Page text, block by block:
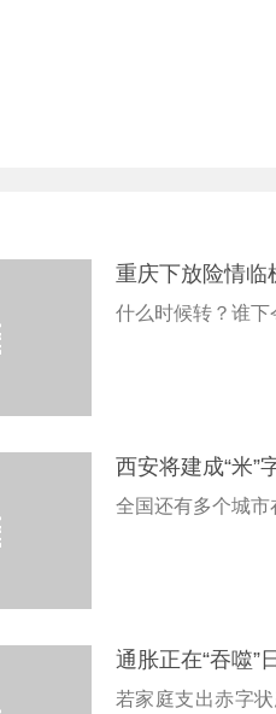
重庆下放险情临
什么时候转？谁下
西安将建成“米”
全国还有多个城市
通胀正在“吞噬”
若家庭支出赤字